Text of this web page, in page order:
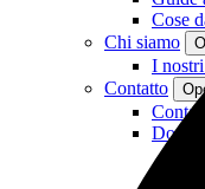
Cose
Chi siamo
I nostri
Contatto
Contatto